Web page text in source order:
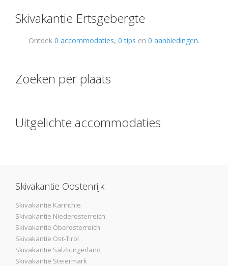
Skivakantie Ertsgebergte
Ontdek 0 accommodaties, 0 tips en 0 aanbiedingen.
Zoeken per plaats
Uitgelichte accommodaties
Skivakantie Oostenrijk
Skivakantie Karinthie
Skivakantie Niederosterreich
Skivakantie Oberosterreich
Skivakantie Ost-Tirol
Skivakantie Salzburgerland
Skivakantie Steiermark